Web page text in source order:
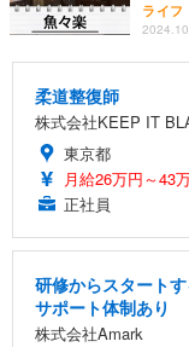
ライフ
柔道整復師
株式会社KEEP IT
東京都
月給26万円～43
正社員
研修からスタート
サポート体制あり
株式会社Amark